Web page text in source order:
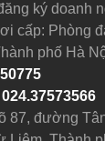
ký doanh
cấp: Phòng
phố Hà
024.37573566
87, đường